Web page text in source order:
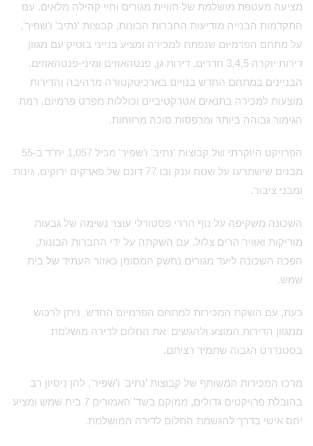
מציעה מעטפת מושלמת של חוויית מגורים וחיי קהילה מלאים. עם
התקדמות הבנייה מודיעות החברות הבונות, קבוצות 'נתיב' ו'שפיר',
על מתחם הפרמיום שנפתח למכירה ומציע בנייני בוטיק עם מגוון
דירות יוקרה 3,4,5 חדרים, דירות גן, פנטהאוזים ומיני-פנטהאוזים.
הבניינים במתחם החדש בנויים בארכיטקטורה מרהיבה והדירות
מוצעות למכירה בתנאים אטרקטיביים וכוללות מפרט פרמיום, רמת
הגימור גבוהה ביותר ומרפסות סוכה מרווחות.
הפרויקט היוקרתי של קבוצות 'נתיב' ו'שפיר' מכיל 1,057 יח"ד ב-55
מבנים שישתרעו על שטח ענק ובו 77 דונם של פארקים ירוקים, גינות
ומבני ציבור.
השכונה משקיפה על נוף הררי פסטורלי עוצר נשימה של גבעות
מוריקות ואוויר הרים צלול. עם השקתה על ידי החברות הבונות,
הפכה השכונה ליעד מגורים נחשק המסומן כאזור העתיד של בית
שמש.
כעת, עם השקת המכירות למתחם הפרמיום החדש, ניתן לרכוש
ממגוון הדירות המוצע ולהגשים את החלום לדירה מושלמת
בסטנדרט הגבוה שתמיד רציתם.
מרכז המכירות המשותף של קבוצות 'נתיב' ו'שפיר', להן ניסיון רב
בהובלת פרויקטים גדולים, ממוקם בשד' האמורים 7 בית שמש ומציע
יחס אישי בדרך להגשמת החלום לדירה המושלמת.